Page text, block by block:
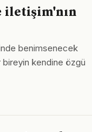
iletişim'nın
benimsenecek
kendine özgü